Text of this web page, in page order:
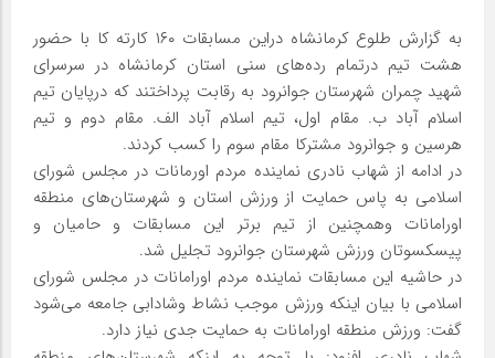
به گزارش طلوع کرمانشاه دراین مسابقات ۱۶۰ کارته کا با حضور
هشت تیم درتمام رده‌های سنی استان کرمانشاه در سرسرای
شهید چمران شهرستان جوانرود به رقابت پرداختند که درپایان تیم
اسلام آباد ب. مقام اول، تیم اسلام آباد الف. مقام دوم و تیم
هرسین و جوانرود مشترکا مقام سوم را کسب کردند.
در ادامه از شهاب نادری نماینده مردم اورمانات در مجلس شورای
اسلامی به پاس حمایت از ورزش استان و شهرستان‌های منطقه
اورامانات وهمچنین از تیم برتر این مسابقات و حامیان و
پیسکسوتان ورزش شهرستان جوانرود تجلیل شد.
در حاشیه این مسابقات نماینده مردم اورامانات در مجلس شورای
اسلامی با بیان اینکه ورزش موجب نشاط وشادابی جامعه می‌شود
گفت: ورزش منطقه اورامانات به حمایت جدی نیاز دارد.